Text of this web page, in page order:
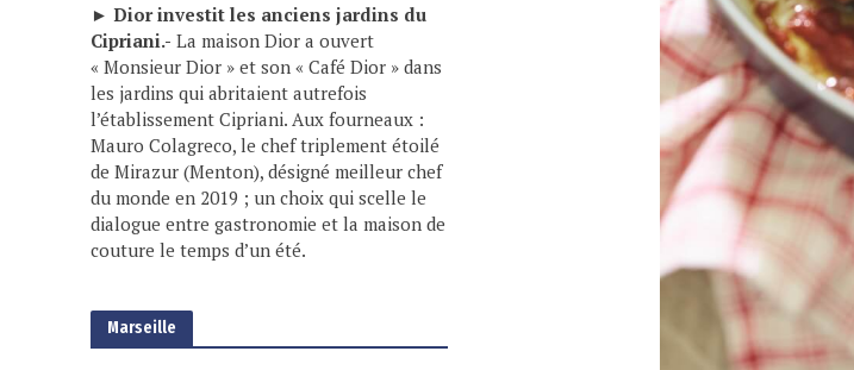
► Dior investit les anciens jardins du
Cipriani.- La maison Dior a ouvert
« Monsieur Dior » et son « Café Dior » dans
les jardins qui abritaient autrefois
l’établissement Cipriani. Aux fourneaux :
Mauro Colagreco, le chef triplement étoilé
de Mirazur (Menton), désigné meilleur chef
du monde en 2019 ; un choix qui scelle le
dialogue entre gastronomie et la maison de
couture le temps d’un été.
Marseille